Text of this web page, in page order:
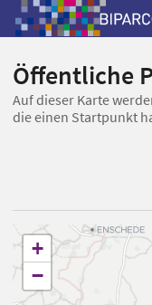
Öffentliche
Auf dieser Karte
die einen Startpunkt
+
−